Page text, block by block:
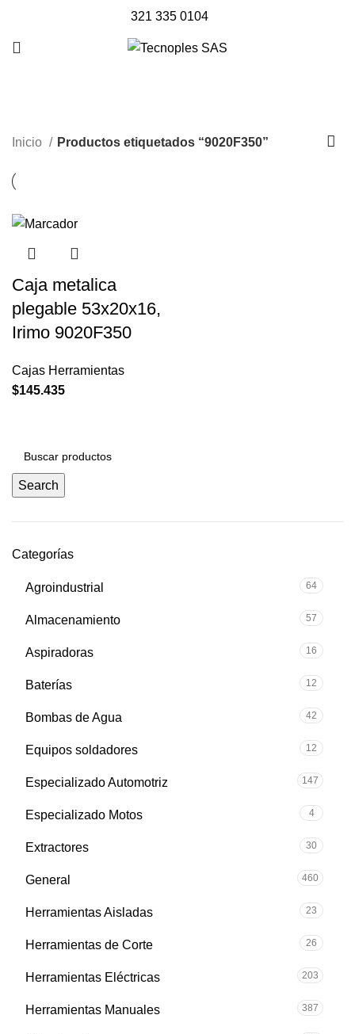
321 335 0104
Search
Categorías
Agroindustrial 64
Almacenamiento 57
Aspiradoras 16
Baterías 12
Bombas de Agua 42
Equipos soldadores 12
Especializado Automotriz 147
Especializado Motos 4
Extractores 30
General 460
Herramientas Aisladas 23
Herramientas de Corte 26
Herramientas Eléctricas 203
Herramientas Manuales 387
Inicio Productos etiquetados “9020F350”
Caja metalica
plegable 53x20x16,
Irimo 9020F350
Cajas Herramientas
$145.435